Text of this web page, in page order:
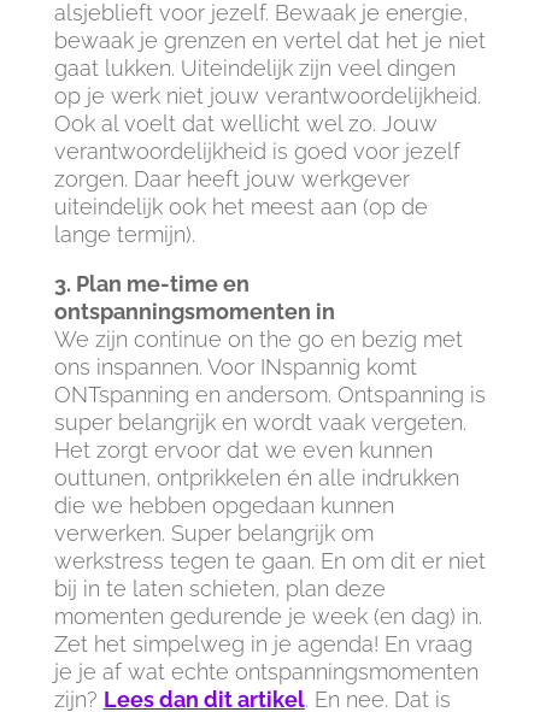
alsjeblieft voor jezelf. Bewaak je energie,
bewaak je grenzen en vertel dat het je niet
gaat lukken. Uiteindelijk zijn veel dingen
op je werk niet jouw verantwoordelijkheid.
Ook al voelt dat wellicht wel zo. Jouw
verantwoordelijkheid is goed voor jezelf
zorgen. Daar heeft jouw werkgever
uiteindelijk ook het meest aan (op de
lange termijn).
3. Plan me-time en
ontspanningsmomenten in
We zijn continue on the go en bezig met
ons inspannen. Voor INspannig komt
ONTspanning en andersom. Ontspanning is
super belangrijk en wordt vaak vergeten.
Het zorgt ervoor dat we even kunnen
outtunen, ontprikkelen én alle indrukken
die we hebben opgedaan kunnen
verwerken. Super belangrijk om
werkstress tegen te gaan. En om dit er niet
bij in te laten schieten, plan deze
momenten gedurende je week (en dag) in.
Zet het simpelweg in je agenda! En vraag
je je af wat echte ontspanningsmomenten
zijn? Lees dan dit artikel. En nee. Dat is